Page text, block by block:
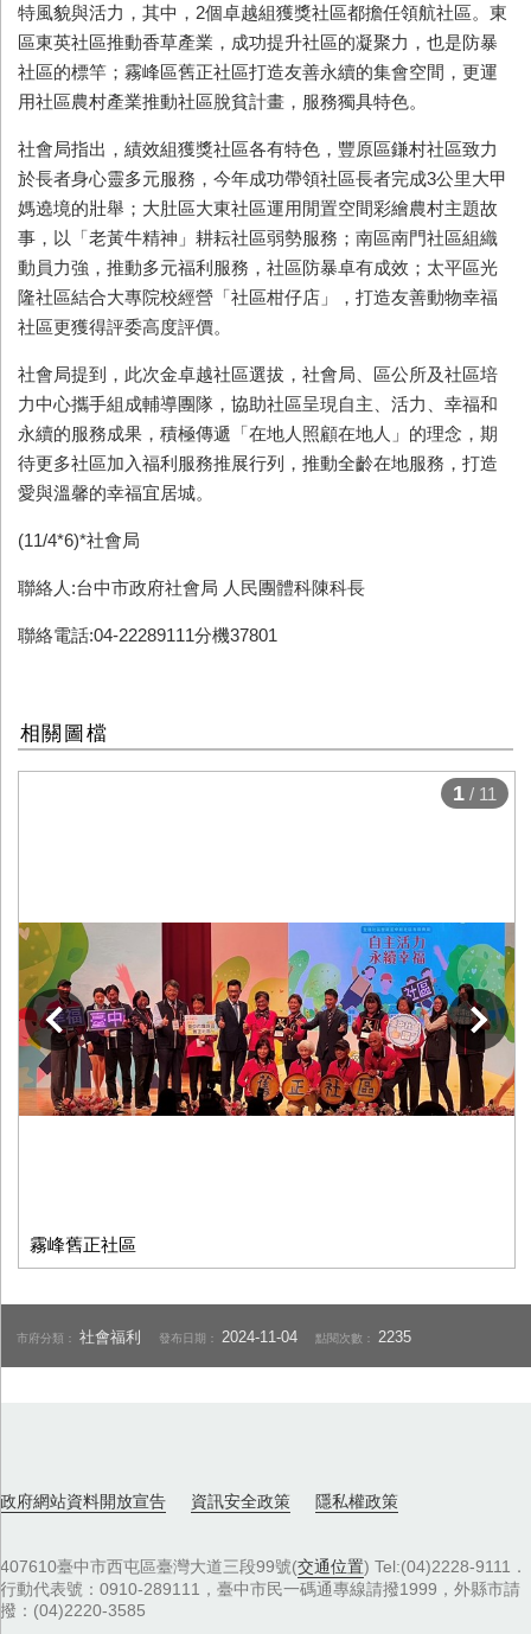
特風貌與活力，其中， 2個卓越組獲獎社區都擔任領航社區。東
區東英社區推動香草產業，成功提升社區的凝聚力，也是防暴
社區的標竿；霧峰區舊正社區打造友善永續的集會空間，更運
用社區農村產業推動社區脫貧計畫，服務獨具特色。
社會局指出，績效組獲獎社區各有特色，豐原區鎌村社區致力
於長者身心靈多元服務，今年成功帶領社區長者完成3公里大甲
媽遶境的壯舉；大肚區大東社區運用閒置空間彩繪農村主題故
事，以「老黃牛精神」耕耘社區弱勢服務；南區南門社區組織
動員力強，推動多元福利服務，社區防暴卓有成效；太平區光
隆社區結合大專院校經營「社區柑仔店」，打造友善動物幸福
社區更獲得評委高度評價。
社會局提到，此次金卓越社區選拔，社會局、區公所及社區培
力中心攜手組成輔導團隊，協助社區呈現自主、活力、幸福和
永續的服務成果，積極傳遞「在地人照顧在地人」的理念，期
待更多社區加入福利服務推展行列，推動全齡在地服務，打造
愛與溫馨的幸福宜居城。
(11/4*6)*社會局
聯絡人:台中市政府社會局 人民團體科陳科長
聯絡電話:04-22289111分機37801
相關圖檔
霧峰舊正社區
下一張
1 / 11
市府分類：社會福利 發布日期： 2024-11-04 點閱次數： 2235
政府網站資料開放宣告 資訊安全政策 隱私權政策
407610臺中市西屯區臺灣大道三段99號(交通位置) Tel:(04)2228-9111．
行動代表號：0910-289111，臺中市民一碼通專線請撥1999，外縣市請
撥：(04)2220-3585